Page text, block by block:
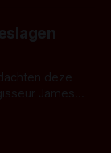
ieder woord
deze
James